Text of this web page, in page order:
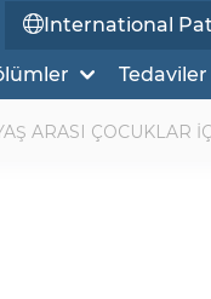
International
Tedaviler
ARASI ÇOCUKLAR